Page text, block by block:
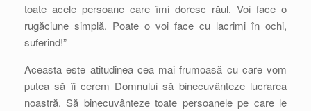
toate acele persoane care îmi doresc răul. Voi face o
rugăciune simplă. Poate o voi face cu lacrimi în ochi,
suferind!”
Aceasta este atitudinea cea mai frumoasă cu care vom
putea să îi cerem Domnului să binecuvânteze lucrarea
noastră. Să binecuvânteze toate persoanele pe care le